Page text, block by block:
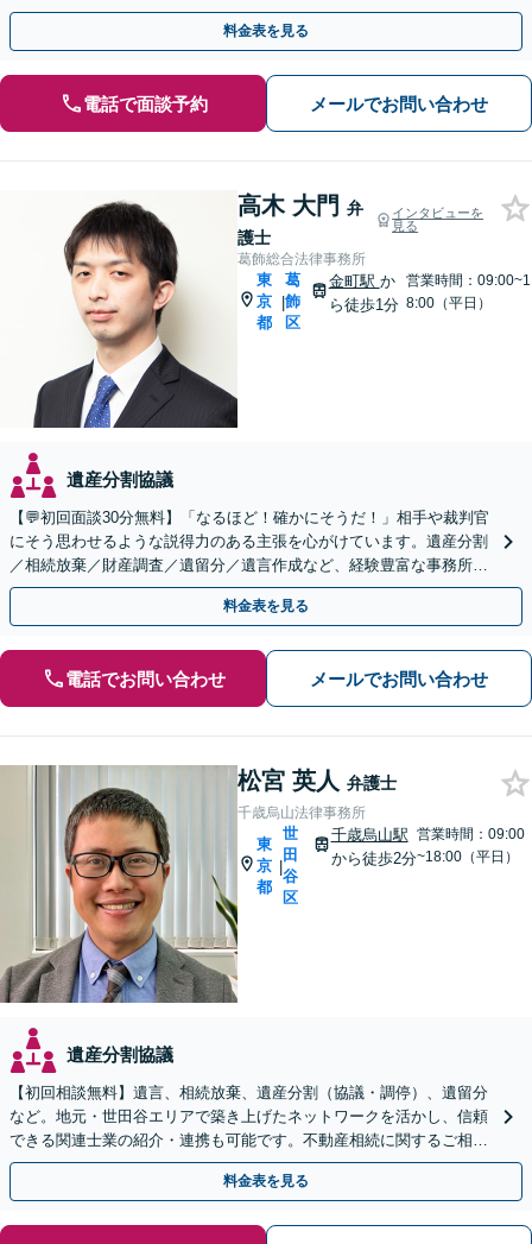
認など、複雑な訴訟も実績豊富【夜間対応】
料金表を見る
電話で面談予約 メールでお問い合わせ
高木 大門 弁
護士
インタビューを
見る
葛飾総合法律事務所
東
京
都
|
葛
飾
区
金町駅 か
ら徒歩1分
営業時間：09:00~1
8:00（平日）
遺産分割協議
【💬初回面談30分無料】「なるほど！確かにそうだ！」相手や裁判官
にそう思わせるような説得力のある主張を心がけています。遺産分割
／相続放棄／財産調査／遺留分／遺言作成など、経験豊富な事務所で
す。複雑な手続を代行します【年間相談100件以上】
料金表を見る
電話でお問い合わせ メールでお問い合わせ
松宮 英人 弁護士
千歳烏山法律事務所
東
京
都
|
世
田
谷
区
千歳烏山駅
から徒歩2分
営業時間：09:00
~18:00（平日）
遺産分割協議
【初回相談無料】遺言、相続放棄、遺産分割（協議・調停）、遺留分
など。地元・世田谷エリアで築き上げたネットワークを活かし、信頼
できる関連士業の紹介・連携も可能です。不動産相続に関するご相談
もお任せください【千歳烏山駅2分】【出張相談対応】
料金表を見る